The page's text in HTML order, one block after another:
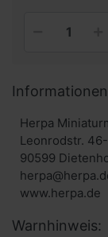
Herpa
Leonrodstr.
90599
www.herpa.de
Warnhinweis: